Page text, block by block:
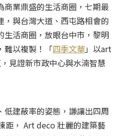
商業鼎盛的生活商圈，七期最
與台灣大道、西屯路相會的
生活商圈，放眼台中市，黎明
難以複製！「四季文華」以art
見證新市政中心與水湳智慧
低建蔽率的姿態，謙讓出四周
距， Art deco 壯麗的建築藝